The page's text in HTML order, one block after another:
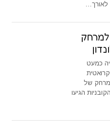
לאורך…
למרחק
כמעט
של
הקובניות הגיעו